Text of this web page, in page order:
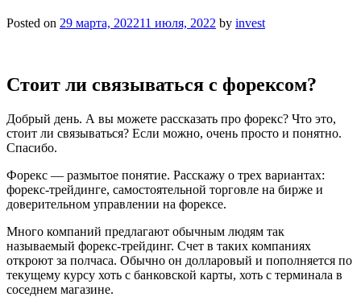
Posted on 29 марта, 202211 июля, 2022 by invest
Стоит ли связываться с форексом?
Добрый день. А вы можете рассказать про форекс? Что это,
стоит ли связываться? Если можно, очень просто и понятно.
Спасибо.
Форекс — размытое понятие. Расскажу о трех вариантах:
форекс-трейдинге, самостоятельной торговле на бирже и
доверительном управлении на форексе.
Много компаний предлагают обычным людям так
называемый форекс-трейдинг. Счет в таких компаниях
откроют за полчаса. Обычно он долларовый и пополняется по
текущему курсу хоть с банковской карты, хоть с терминала в
соседнем магазине.